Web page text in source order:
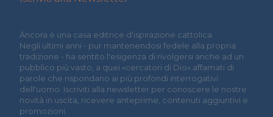
Àncora è una casa editrice d'ispirazione cattolica.
Negli ultimi anni - pur mantenendosi fedele alla propria
tradizione - ha sentito l'esigenza di rivolgersi anche ad un
pubblico più vasto, a quei «cercatori di Dio» affamati di
parole che rispondano ai più profondi interrogativi
dell'uomo. Iscriviti alla newsletter per conoscere le nostre
novità in uscita, ricevere anteprime, contenuti aggiuntivi e
promozioni.